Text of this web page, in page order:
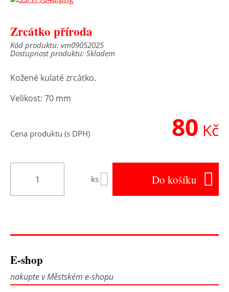
Zrcátko příroda
Kód produktu: vm09052025
Dostupnost produktu: Skladem
Kožené kulaté zrcátko.
Velikost: 70 mm
80 Kč
Cena produktu (s DPH)
ks Do košíku
E-shop
nakupte v Městském e-shopu